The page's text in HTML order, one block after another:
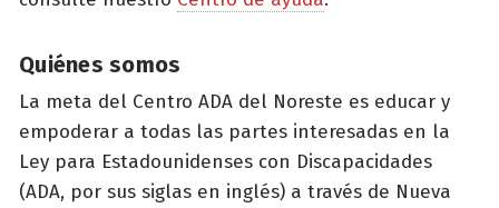
Quiénes somos
La meta del Centro ADA del Noreste es educar y
empoderar a todas las partes interesadas en la
Ley para Estadounidenses con Discapacidades
(ADA, por sus siglas en inglés) a través de Nueva